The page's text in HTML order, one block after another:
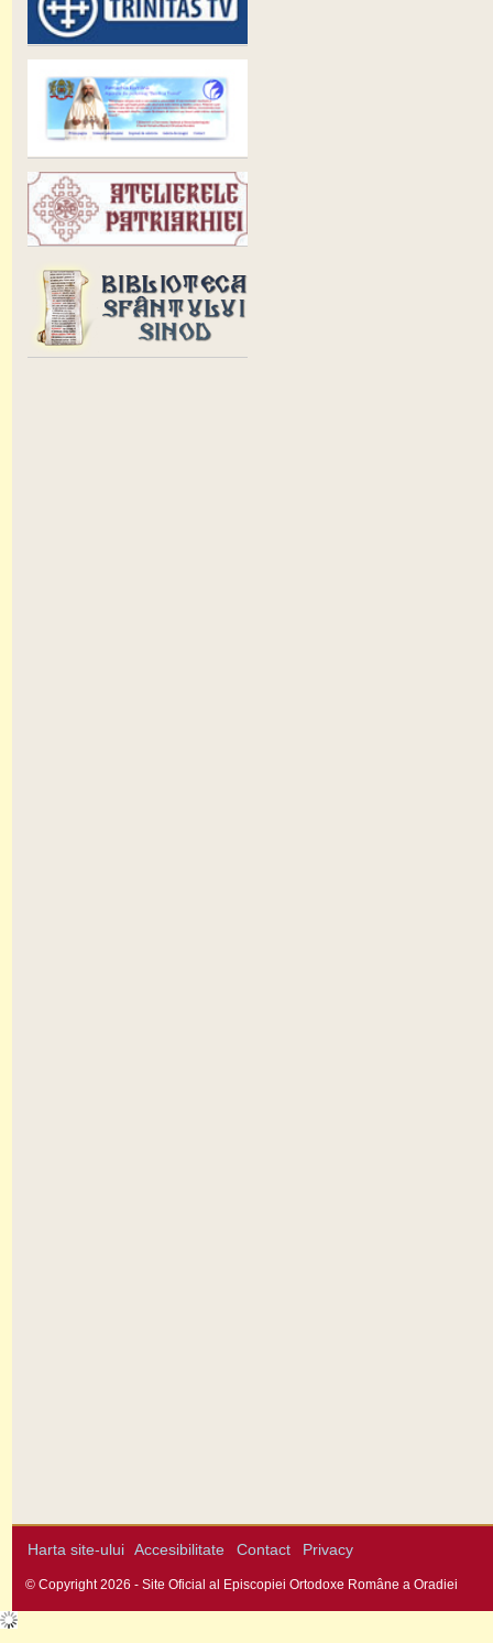
Harta site-ului Accesibilitate Contact Privacy
© Copyright 2026 - Site Oficial al Episcopiei Ortodoxe Române a Oradiei